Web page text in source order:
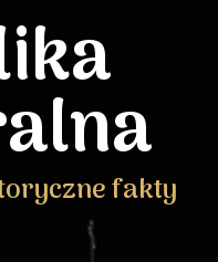
fakty